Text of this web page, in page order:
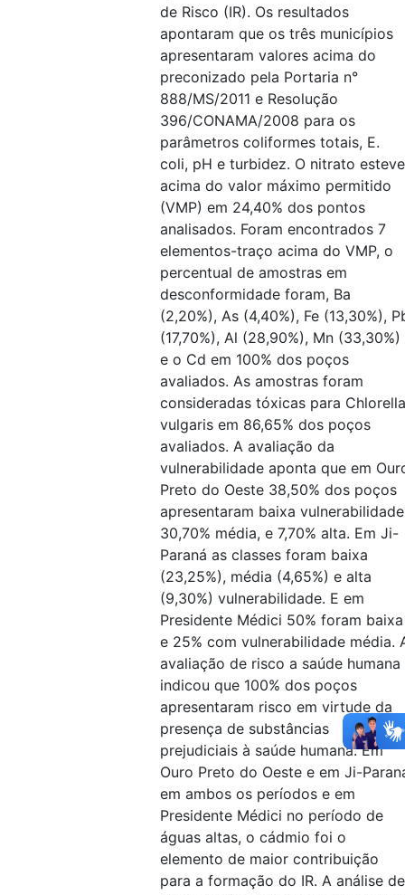
de Risco (IR). Os resultados
apontaram que os três municípios
apresentaram valores acima do
preconizado pela Portaria n°
888/MS/2011 e Resolução
396/CONAMA/2008 para os
parâmetros coliformes totais, E.
coli, pH e turbidez. O nitrato esteve
acima do valor máximo permitido
(VMP) em 24,40% dos pontos
analisados. Foram encontrados 7
elementos-traço acima do VMP, o
percentual de amostras em
desconformidade foram, Ba
(2,20%), As (4,40%), Fe (13,30%),
(17,70%), Al (28,90%), Mn (33,30%)
e o Cd em 100% dos poços
avaliados. As amostras foram
consideradas tóxicas para Chlorella
vulgaris em 86,65% dos poços
avaliados. A avaliação da
vulnerabilidade aponta que em
Preto do Oeste 38,50% dos poços
apresentaram baixa
30,70% média, e 7,70% alta. Em Ji-
Paraná as classes foram baixa
(23,25%), média (4,65%) e alta
(9,30%) vulnerabilidade. E em
Presidente Médici 50% foram baixa
e 25% com vulnerabilidade média.
avaliação de risco a saúde humana
indicou que 100% dos poços
apresentaram risco em virtude da
presença de substâncias
prejudiciais à saúde humana. Em
Ouro Preto do Oeste e em Ji-
em ambos os períodos e em
Presidente Médici no período de
águas altas, o cádmio foi o
elemento de maior contribuição
para a formação do IR. A análise de